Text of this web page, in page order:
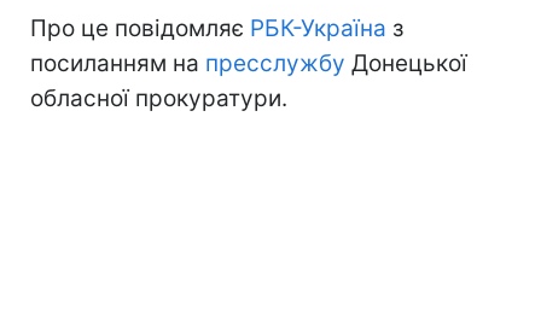
Про це повідомляє РБК-Україна з
посиланням на пресслужбу Донецької
обласної прокуратури.